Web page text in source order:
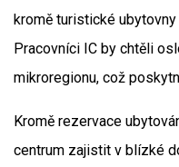
kromě turistické
Pracovníci IC by chtěli
mikroregionu, což
Kromě rezervace
centrum zajistit v blízké